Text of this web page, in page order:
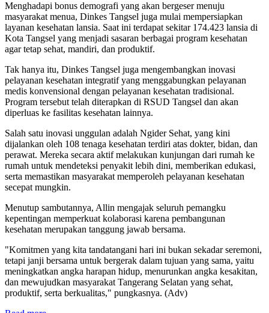
Menghadapi bonus demografi yang akan bergeser menuju
masyarakat menua, Dinkes Tangsel juga mulai mempersiapkan
layanan kesehatan lansia. Saat ini terdapat sekitar 174.423 lansia di
Kota Tangsel yang menjadi sasaran berbagai program kesehatan
agar tetap sehat, mandiri, dan produktif.
Tak hanya itu, Dinkes Tangsel juga mengembangkan inovasi
pelayanan kesehatan integratif yang menggabungkan pelayanan
medis konvensional dengan pelayanan kesehatan tradisional.
Program tersebut telah diterapkan di RSUD Tangsel dan akan
diperluas ke fasilitas kesehatan lainnya.
Salah satu inovasi unggulan adalah Ngider Sehat, yang kini
dijalankan oleh 108 tenaga kesehatan terdiri atas dokter, bidan, dan
perawat. Mereka secara aktif melakukan kunjungan dari rumah ke
rumah untuk mendeteksi penyakit lebih dini, memberikan edukasi,
serta memastikan masyarakat memperoleh pelayanan kesehatan
secepat mungkin.
Menutup sambutannya, Allin mengajak seluruh pemangku
kepentingan memperkuat kolaborasi karena pembangunan
kesehatan merupakan tanggung jawab bersama.
"Komitmen yang kita tandatangani hari ini bukan sekadar seremoni,
tetapi janji bersama untuk bergerak dalam tujuan yang sama, yaitu
meningkatkan angka harapan hidup, menurunkan angka kesakitan,
dan mewujudkan masyarakat Tangerang Selatan yang sehat,
produktif, serta berkualitas," pungkasnya. (Adv)